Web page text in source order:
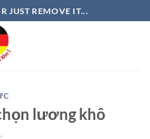
JUST REMOVE IT...
lương khô